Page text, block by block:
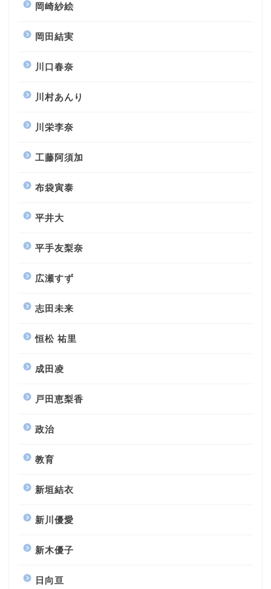
岡崎紗絵
岡田結実
川口春奈
川村あんり
川栄李奈
工藤阿須加
布袋寅泰
平井大
平手友梨奈
広瀬すず
志田未来
恒松 祐里
成田凌
戸田恵梨香
政治
教育
新垣結衣
新川優愛
新木優子
日向亘